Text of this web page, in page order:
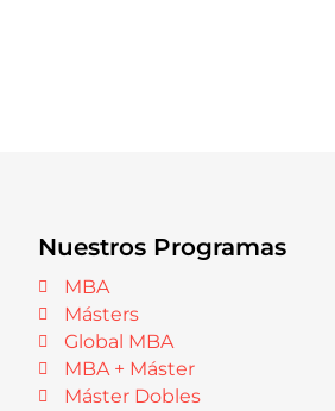
Nuestros Programas
MBA
Másters
Global MBA
MBA + Máster
Máster Dobles